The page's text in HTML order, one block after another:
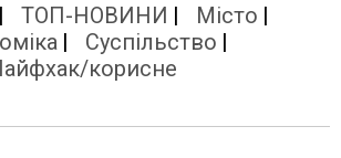
ТОП-НОВИНИ
Місто
Суспільство
корисне